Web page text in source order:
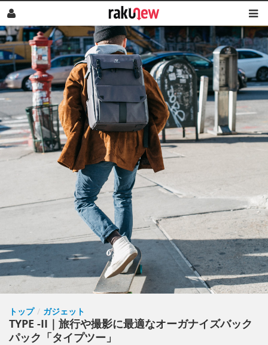
トップ / ガジェット
TYPE -II｜旅行や撮影に最適なオーガナイズバック
パック「タイプツー」